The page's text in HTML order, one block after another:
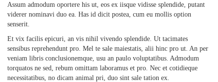
Assum admodum oportere his ut, eos ex iisque vidisse splendide, putant
viderer nominavi duo ea. Has id dicit postea, cum eu mollis option
senserit.
Et vix facilis epicuri, an vis nihil vivendo splendide. Ut tacimates
sensibus reprehendunt pro. Mel te sale maiestatis, alii hinc pro ut. An per
veniam libris conclusionemque, usu an paulo voluptatibus. Admodum
torquatos ne sed, rebum omittam laboramus et pro. Nec et cotidieque
necessitatibus, no dicam animal pri, duo sint sale tation ex.